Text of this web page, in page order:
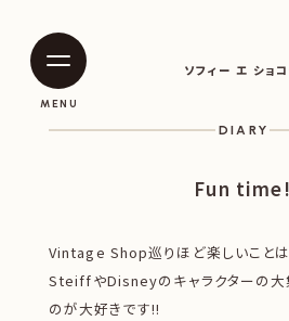
ソフィー エ ショコ
MENU
DIARY
Fun time!
Vintage Shop巡りほど楽しいこと
SteiffやDisneyのキャラクターの大
のが大好きです!!